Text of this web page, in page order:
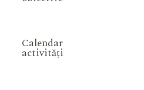
Calendar
activități